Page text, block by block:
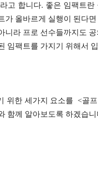
고 합니다. 좋은 임팩트
가 올바르게 실행이 된다
니라 프로 선수들까지도
임팩트를 가지기 위해서
위한 세가지 요소를 <골
함께 알아보도록 하겠습니